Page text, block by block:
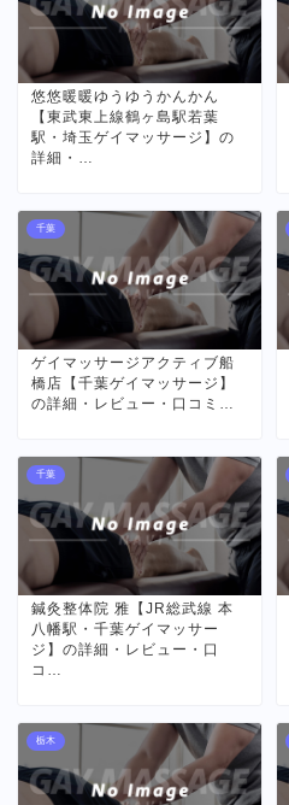
悠悠暖暖ゆうゆうかんかん
【東武東上線鶴ヶ島駅若葉
駅・埼玉ゲイマッサージ】の
詳細・…
千葉
ゲイマッサージアクティブ船
橋店【千葉ゲイマッサージ】
の詳細・レビュー・口コミ…
千葉
鍼灸整体院 雅【JR総武線 本
八幡駅・千葉ゲイマッサー
ジ】の詳細・レビュー・口
コ…
栃木